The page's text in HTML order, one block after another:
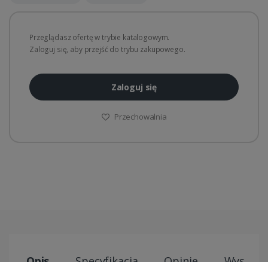
Przeglądasz ofertę w trybie katalogowym.
Zaloguj się, aby przejść do trybu zakupowego.
Zaloguj się
Przechowalnia